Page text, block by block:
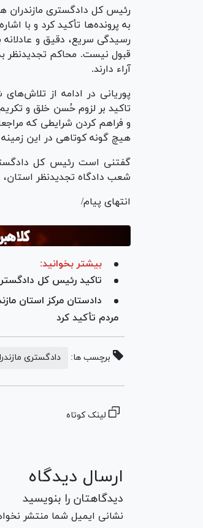
رئیس کل دادگستری
به پرونده‌ها تأکید کرد و با
رسیدگی سریع، دقیق و
قبول نیست. محاکم تجدیدنظر
آراء دارند.
پوریانی در ادامه از
تاکید بر لزوم حُسن خلق و
و فراهم کردن شرایطی که
هیچ گونه کوتاهی در این
گفتنی است رئیس کل
شعب دادگاه تجدیدنظر
انتهای پیام/
بیشتر بخوانید:
تاکید رئیس کل
دادستان مرکز استان
مردم تأکید کرد
برچسب ها: دادگستری
لینک کوتاه
ارسال دیدگاه
دیدگاهتان را بنویسید
نشانی ایمیل شما منتشر